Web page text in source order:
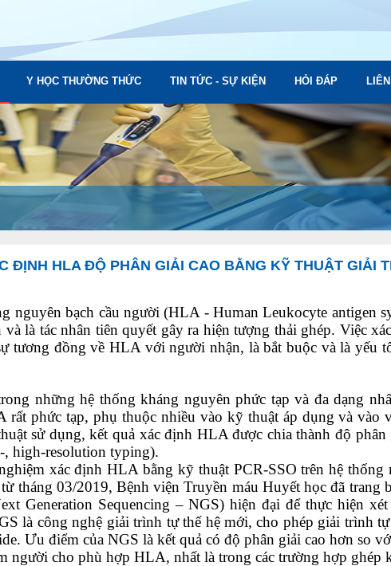
Y HỌC THƯỜNG THỨC TIN TỨC - SỰ KIỆN HỎI ĐÁP
ĐỊNH HLA ĐỘ PHÂN GIẢI CAO BẰNG KỸ THUẬT GIẢI
bạch cầu người (HLA - Human Leukocyte antigen
và là tác nhân tiên quyết gây ra hiện tượng thải ghép. Việc
tương đồng về HLA với người nhận, là bắt buộc và là yếu
những hệ thống kháng nguyên phức tạp và đa dạng
rất phức tạp, phụ thuộc nhiều vào kỹ thuật áp dụng và vào
sử dụng, kết quả xác định HLA được chia thành độ
, high-resolution typing).
xác định HLA bằng kỹ thuật PCR-SSO trên hệ thống
tháng 03/2019, Bệnh viện Truyền máu Huyết học đã trang
Generation Sequencing – NGS) hiện đại để thực hiện
là công nghệ giải trình tự thế hệ mới, cho phép giải trình
Ưu điểm của NGS là kết quả có độ phân giải cao hơn so
người cho phù hợp HLA, nhất là trong các trường hợp ghép